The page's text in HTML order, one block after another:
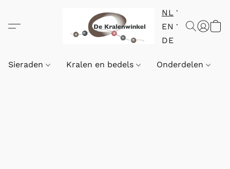
NL
EN
DE
Sieraden Kralen en bedels Onderdelen